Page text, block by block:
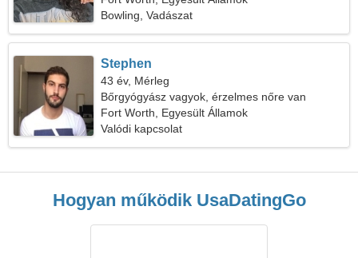
Bowling, Vadászat
Stephen
43 év, Mérleg
Bőrgyógyász vagyok, érzelmes nőre van
szükségem
Fort Worth, Egyesült Államok
Valódi kapcsolat
Hogyan működik UsaDatingGo